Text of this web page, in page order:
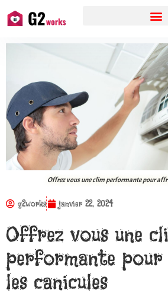
Offrez vous une clim performante pour
g2works janvier 22, 2024
Offrez vous une
performante
les canicules